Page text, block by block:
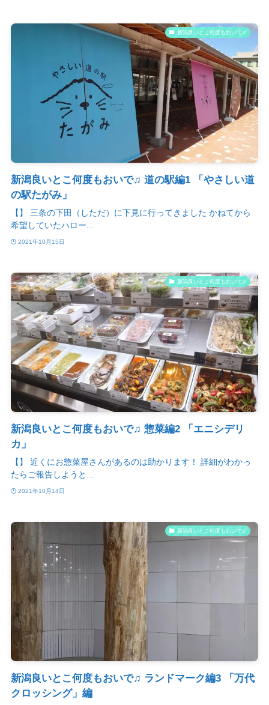
新潟良いとこ何度もおいで♫
新潟良いとこ何度もおいで♫ 道の駅編1 「やさしい道
の駅たがみ」
【】 三条の下田（しただ）に下見に行ってきました かねてから
希望していたハロー...
2021年10月15日
新潟良いとこ何度もおいで♫
新潟良いとこ何度もおいで♫ 惣菜編2 「エニシデリ
カ」
【】 近くにお惣菜屋さんがあるのは助かります！ 詳細がわかっ
たらご報告しようと...
2021年10月14日
新潟良いとこ何度もおいで♫
新潟良いとこ何度もおいで♫ ランドマーク編3 「万代
クロッシング」編